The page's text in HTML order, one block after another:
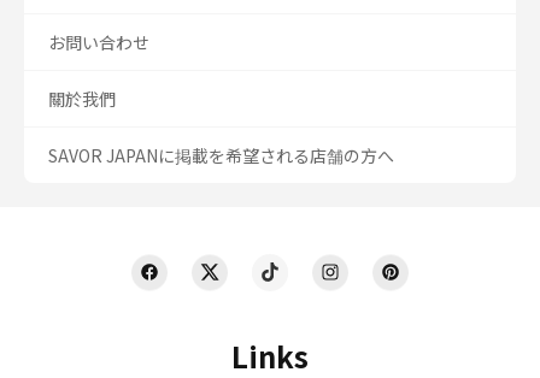
Links
お問い合わせ
關於我們
SAVOR JAPANに掲載を希望される店舗の方へ